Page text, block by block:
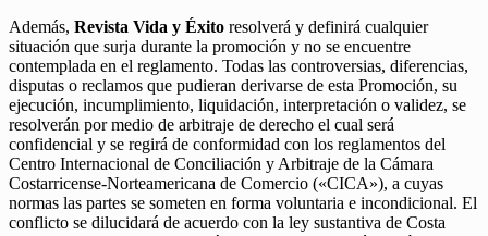
Además, Revista Vida y Éxito resolverá y definirá cualquier
situación que surja durante la promoción y no se encuentre
contemplada en el reglamento. Todas las controversias, diferencias,
disputas o reclamos que pudieran derivarse de esta Promoción, su
ejecución, incumplimiento, liquidación, interpretación o validez, se
resolverán por medio de arbitraje de derecho el cual será
confidencial y se regirá de conformidad con los reglamentos del
Centro Internacional de Conciliación y Arbitraje de la Cámara
Costarricense-Norteamericana de Comercio («CICA»), a cuyas
normas las partes se someten en forma voluntaria e incondicional. El
conflicto se dilucidará de acuerdo con la ley sustantiva de Costa